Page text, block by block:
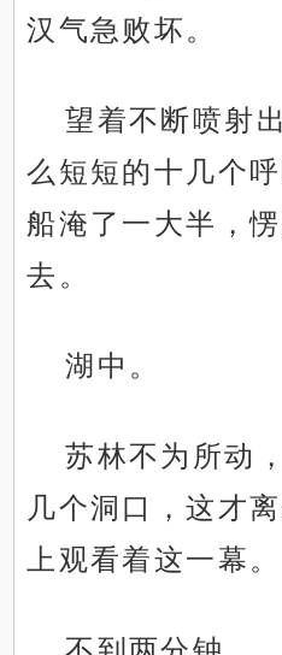
汉气急败坏。
望着不断喷射
么短短的十几个
船淹了一大半，
去。
湖中。
苏林不为所动
几个洞口，这才
上观看着这一幕。